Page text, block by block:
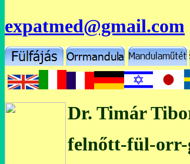
expatmed@gmail.com
Dr. Timár
felnőtt-fül-orr-